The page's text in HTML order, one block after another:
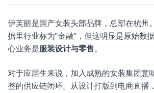
伊芙丽是国产女装头部品牌，总部在杭州
据里行业标为“金融”，但这明显是原始数
心业务是服装设计与零售。
对于应届生来说，加入成熟的女装集团意
整的供应链闭环。从设计打版到电商直播